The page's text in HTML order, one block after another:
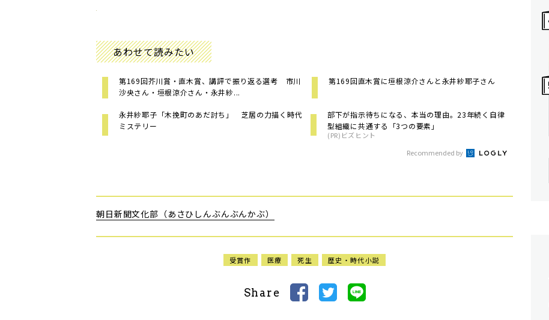
あわせて読みたい
第169回芥川賞・直木賞、講評で振り返る選考 市川
沙央さん・垣根涼介さん・永井紗...
第169回直木賞に垣根涼介さんと永井紗耶子さん
永井紗耶子「木挽町のあだ討ち」 芝居の力描く時代
ミステリー
部下が指示待ちになる、本当の理由。23年続く自律
型組織に共通する「3つの要素」
(PR)ビズヒント
Recommended by
朝日新聞文化部（あさひしんぶんぶんかぶ）
受賞作 医療 死生 歴史・時代小説
Share